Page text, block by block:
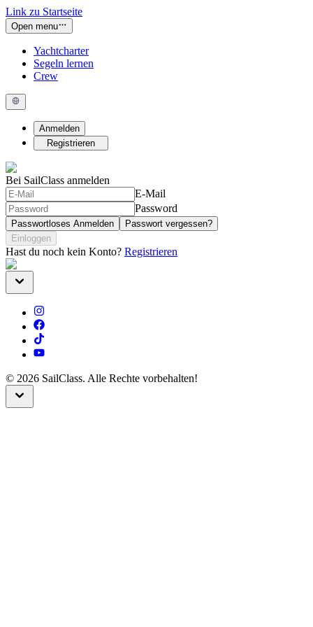
Link zu Startseite
Open menu
Yachtcharter
Segeln lernen
Crew
Anmelden
Registrieren
Bei SailClass anmelden
E-Mail
Password
Passwortloses Anmelden
Passwort vergessen?
Einloggen
Hast du noch kein Konto? Registrieren
© 2026 SailClass. Alle Rechte vorbehalten!